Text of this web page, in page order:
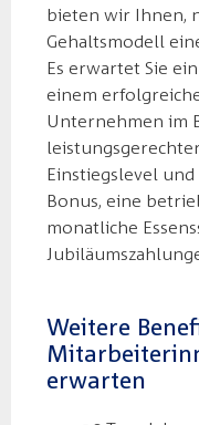
bieten wir Ihnen,
Gehaltsmodell
Es erwartet Sie
einem
Unternehmen im
Einstiegslevel
Bonus, eine
monatliche
Weitere
erwarten